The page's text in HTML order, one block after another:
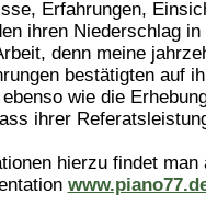
Erfahrungen,
ihren Niederschlag in
denn meine
bestätigten auf
wie die
ihrer
hierzu findet